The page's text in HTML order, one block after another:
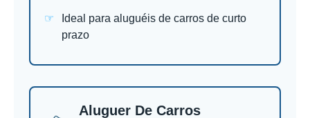
Ideal para aluguéis de carros de curto
prazo
Aluguer De Carros